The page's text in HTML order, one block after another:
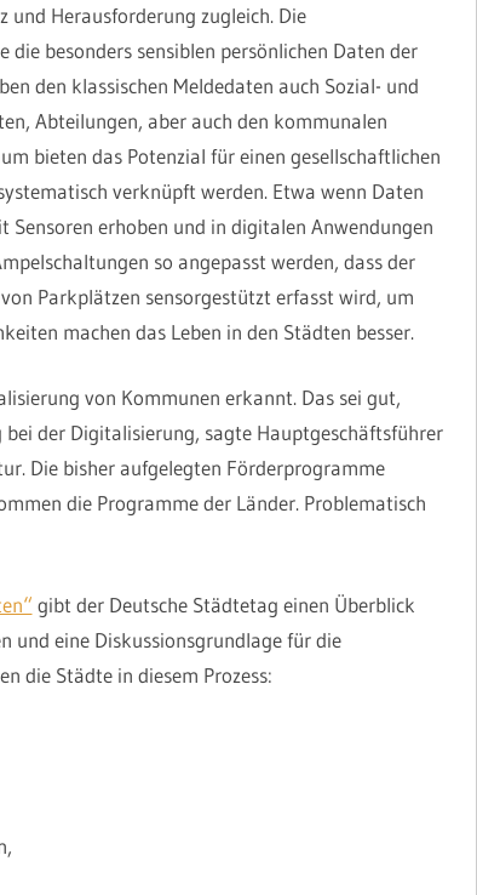
und Herausforderung zugleich. Die
besonders sensiblen persönlichen Daten der
den klassischen Meldedaten auch Sozial- und
Abteilungen, aber auch den kommunalen
bieten das Potenzial für einen gesellschaftlichen
verknüpft werden. Etwa wenn Daten
erhoben und in digitalen Anwendungen
so angepasst werden, dass der
Parkplätzen sensorgestützt erfasst wird, um
machen das Leben in den Städten besser.
von Kommunen erkannt. Das sei gut,
der Digitalisierung, sagte Hauptgeschäftsführer
Die bisher aufgelegten Förderprogramme
die Programme der Länder. Problematisch
gibt der Deutsche Städtetag einen Überblick
und eine Diskussionsgrundlage für die
die Städte in diesem Prozess: